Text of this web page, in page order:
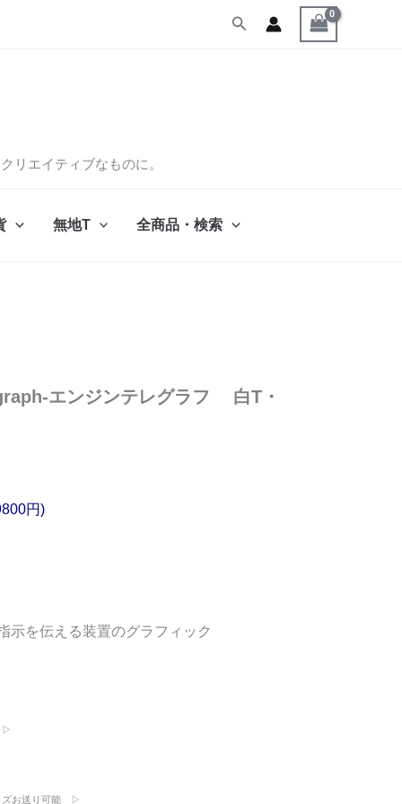
検
リエイティブなものに。
無地T 全商品・検索
エンジンテレグラフ 白T・
円)
示を伝える装置のグラフィック
▷
ズお送り可能 ▷